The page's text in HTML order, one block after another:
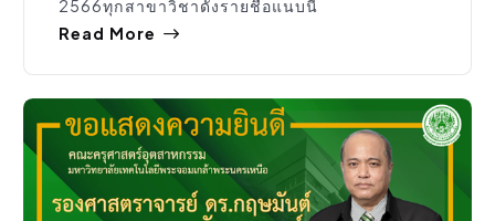
2566ทุกสาขาวิชาดังรายชื่อแนบนี้
Read More
ประชาสัมพันธ์